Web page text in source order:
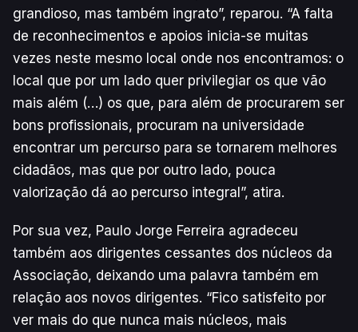
grandioso, mas também ingrato”, reparou. “A falta
de reconhecimentos e apoios inicia-se muitas
vezes neste mesmo local onde nos encontramos: o
local que por um lado quer privilegiar os que vão
mais além (…) os que, para além de procurarem ser
bons profissionais, procuram na universidade
encontrar um percurso para se tornarem melhores
cidadãos, mas que por outro lado, pouca
valorização dá ao percurso integral”, atira.
Por sua vez, Paulo Jorge Ferreira agradeceu
também aos dirigentes cessantes dos núcleos da
Associação, deixando uma palavra também em
relação aos novos dirigentes. “Fico satisfeito por
ver mais do que nunca mais núcleos, mais